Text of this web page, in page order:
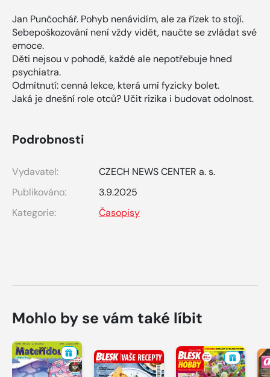
Jan Punčochář. Pohyb nenávidím, ale za řízek to stojí.
Sebepoškozování není vždy vidět, naučte se zvládat své
emoce.
Děti nejsou v pohodě, každé ale nepotřebuje hned
psychiatra.
Odmítnutí: cenná lekce, která umí fyzicky bolet.
Jaká je dnešní role otců? Učit rizika i budovat odolnost.
Podrobnosti
Vydavatel:
CZECH NEWS CENTER a. s.
Publikováno:
3.9.2025
Kategorie:
Časopisy
Mohlo by se vám také líbit